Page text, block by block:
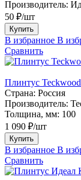
Производитель:
50 ₽/шт
Купить
В избранное В
Сравнить
Плинтус
Страна: Россия
Производитель:
Толщина, мм: 100
1 090 ₽/шт
Купить
В избранное В
Сравнить